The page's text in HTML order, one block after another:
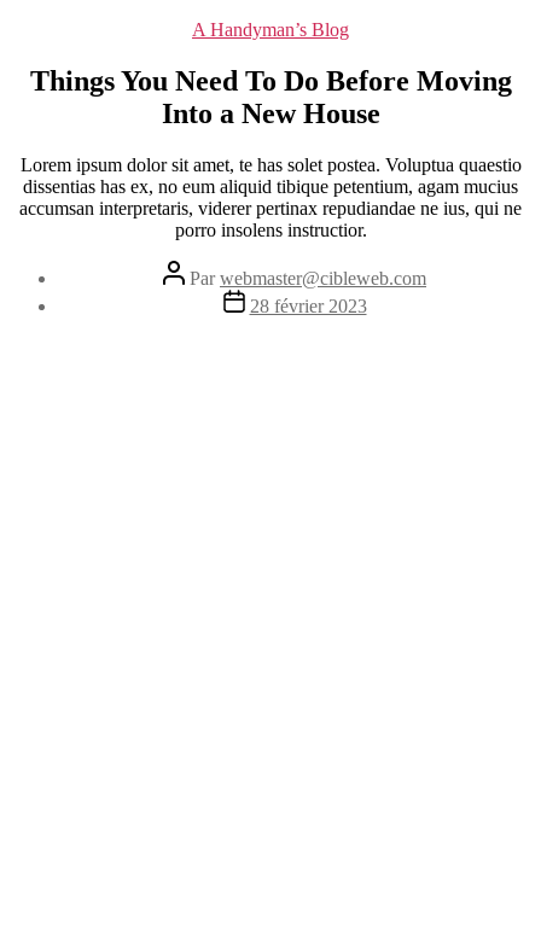
Catégories
A Handyman’s Blog
Things You Need To Do Before Moving
Into a New House
Lorem ipsum dolor sit amet, te has solet postea. Voluptua quaestio
dissentias has ex, no eum aliquid tibique petentium, agam mucius
accumsan interpretaris, viderer pertinax repudiandae ne ius, qui ne
porro insolens instructior.
Auteur
de
Parwebmaster@cibleweb.com
Date28 février 2023